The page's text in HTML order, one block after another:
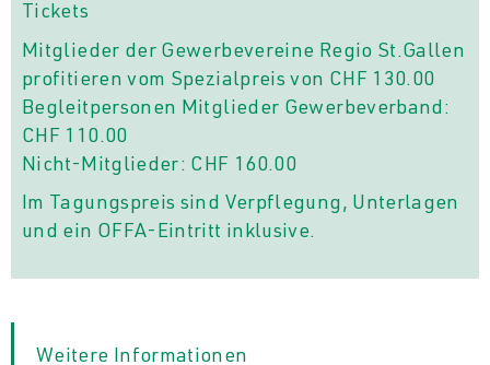
Tickets
Mitglieder der Gewerbevereine Regio St.Gallen
profitieren vom Spezialpreis von CHF 130.00
Begleitpersonen Mitglieder Gewerbeverband:
CHF 110.00
Nicht-Mitglieder: CHF 160.00
Im Tagungspreis sind Verpflegung, Unterlagen
und ein OFFA-Eintritt inklusive.
Weitere Informationen